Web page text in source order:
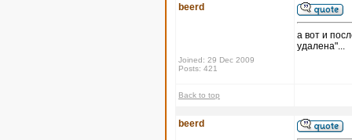
beerd
Joined: 29 Dec 2009
Posts: 421
а вот и
удалена"...
Back to top
beerd